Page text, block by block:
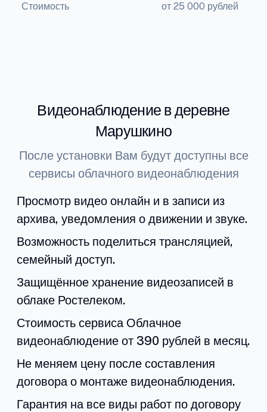
Стоимость от 25 000 рублей
Видеонаблюдение в деревне
Марушкино
После установки Вам будут доступны все
сервисы облачного видеонаблюдения
Просмотр видео онлайн и в записи из
архива, уведомления о движении и звуке.
Возможность поделиться трансляцией,
семейный доступ.
Защищённое хранение видеозаписей в
облаке Ростелеком.
Стоимость сервиса Облачное
видеонаблюдение от 390 рублей в месяц.
Не меняем цену после составления
договора о монтаже видеонаблюдения.
Гарантия на все виды работ по договору